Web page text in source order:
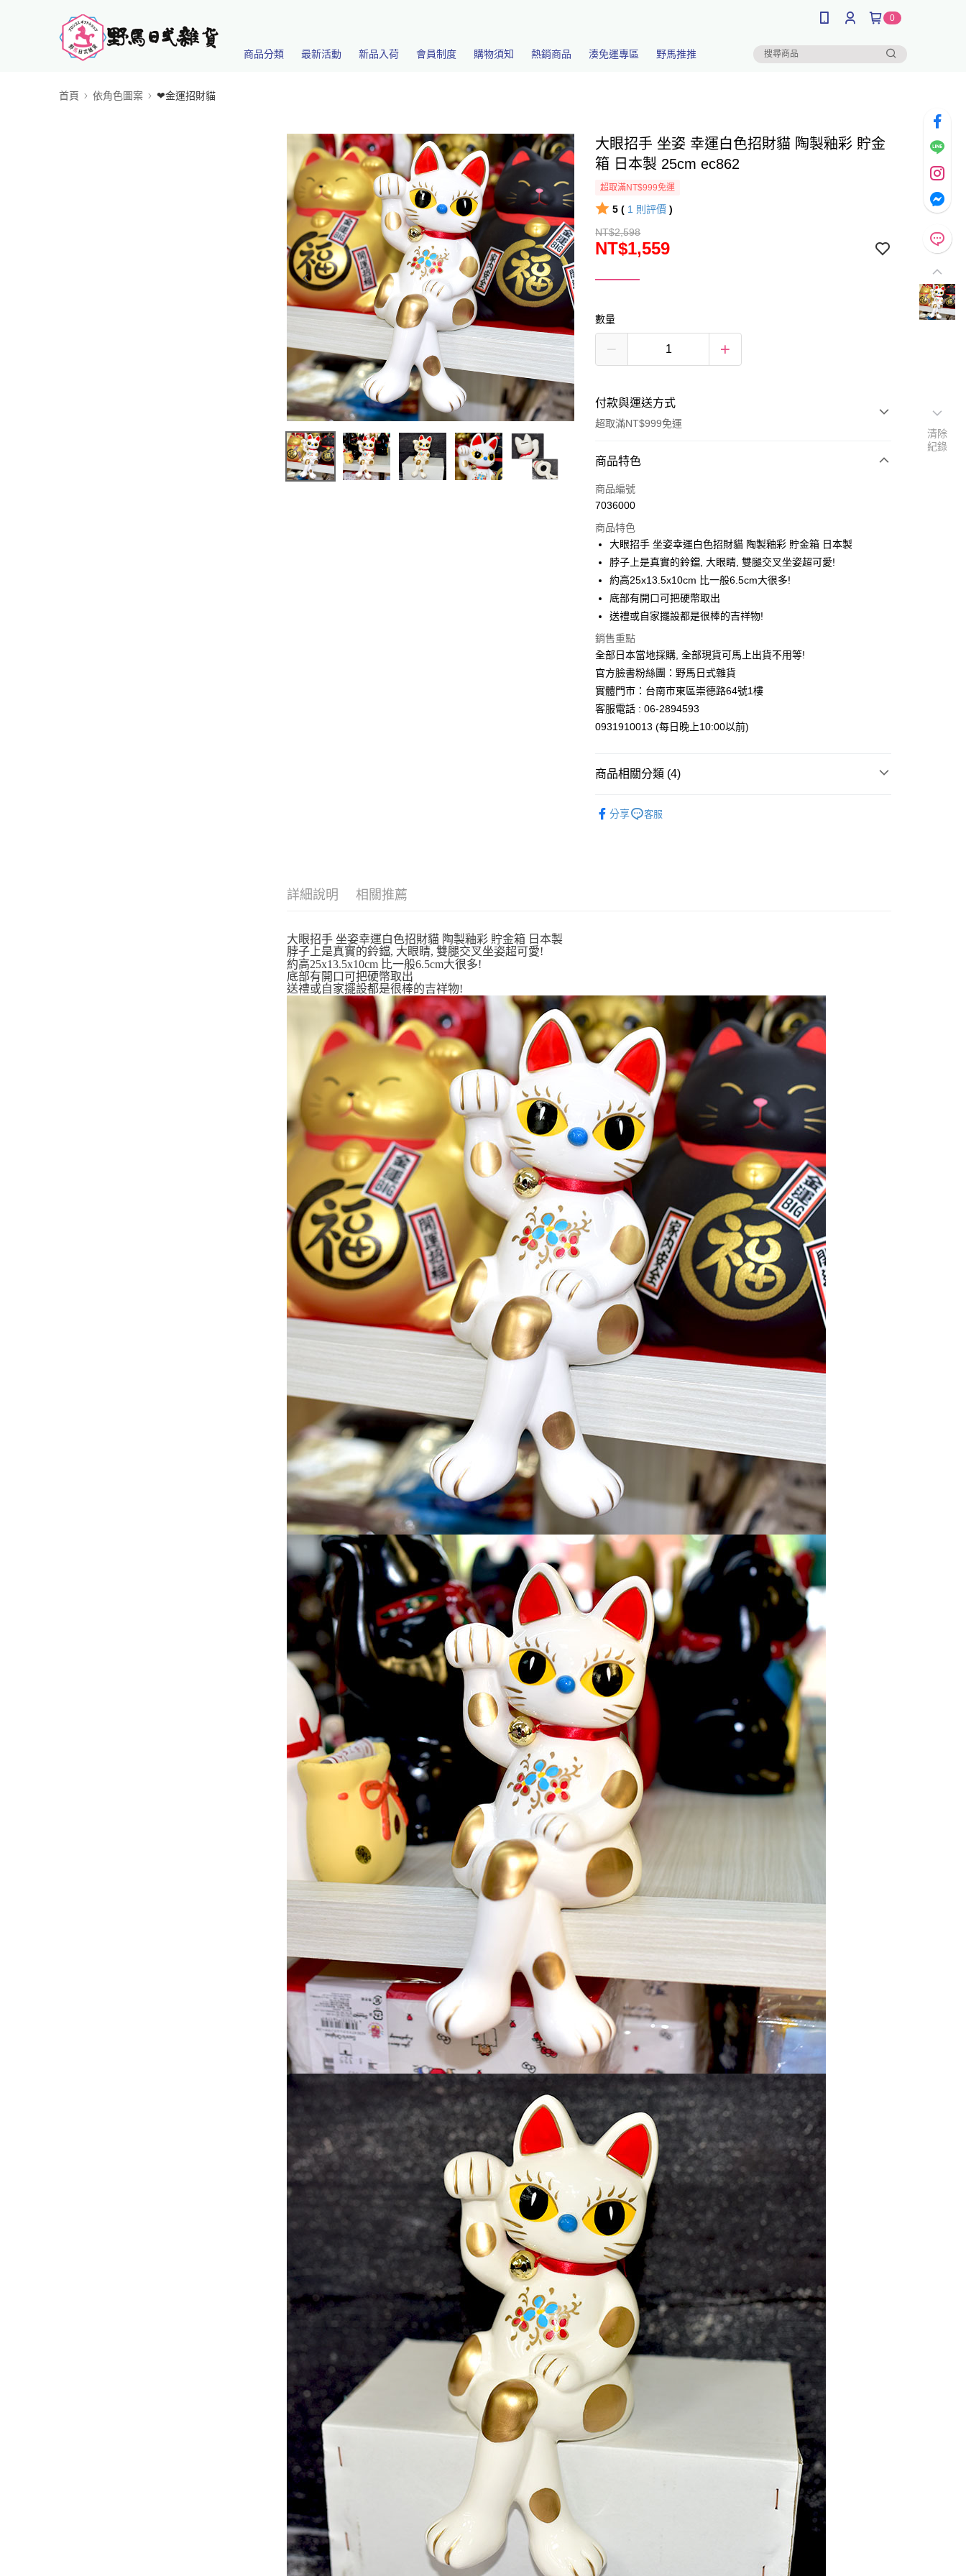
0
商品分類 最新活動 新品入荷 會員制度 購物須知 熱銷商品 湊免運專區 野馬推推
首頁 依角色圖案 ❤金運招財貓
大眼招手 坐姿 幸運白色招財貓 陶製釉彩 貯金
箱 日本製 25cm ec862
超取滿NT$999免運
5 ( 1 則評價 )
NT$2,598
NT$1,559
數量
付款與運送方式
超取滿NT$999免運
付款方式
信用卡一次付款
3 期 0 利率 每期 NT$519 21家銀行
合作金庫商業銀行
第一商業銀行
華南商業銀行
彰化商業銀行
國泰世華商業銀行
臺灣中小企業銀行
台中商業銀行
匯豐（台灣）商業銀行
聯邦商業銀行
遠東國際商業銀行
玉山商業銀行
台新國際商業銀行
中國信託商業銀行
台灣樂天信用卡公司
超商取貨付款
Apple Pay
街口支付
悠遊付
Google Pay
ATM付款
運送方式
每筆NT$65，滿NT$999(含以上)免運費
每筆NT$100，滿NT$999(含以上)免運費
商品特色
商品編號
7036000
商品特色
大眼招手 坐姿幸運白色招財貓 陶製釉彩 貯金箱 日本製
脖子上是真實的鈴鐺, 大眼睛, 雙腿交叉坐姿超可愛!
約高25x13.5x10cm 比一般6.5cm大很多!
底部有開口可把硬幣取出
送禮或自家擺設都是很棒的吉祥物!
銷售重點
全部日本當地採購, 全部現貨可馬上出貨不用等!
官方臉書粉絲團：野馬日式雜貨
實體門市：台南市東區崇德路64號1樓
客服電話 : 06-2894593
0931910013 (每日晚上10:00以前)
商品相關分類 (4)
分享 客服
詳細說明 相關推薦
大眼招手 坐姿幸運白色招財貓 陶製釉彩 貯金箱 日本製
脖子上是真實的鈴鐺, 大眼睛, 雙腿交叉坐姿超可愛!
約高25x13.5x10cm 比一般6.5cm大很多!
底部有開口可把硬幣取出
送禮或自家擺設都是很棒的吉祥物!
清除
紀錄